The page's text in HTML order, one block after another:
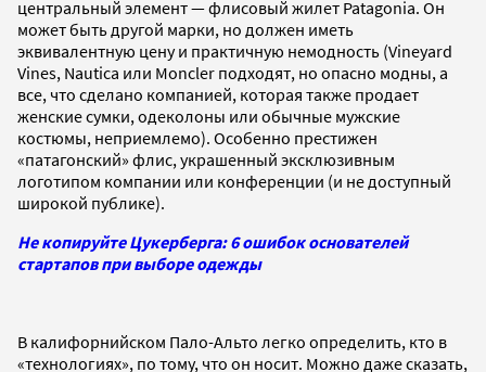
центральный элемент — флисовый жилет Patagonia. Он
может быть другой марки, но должен иметь
эквивалентную цену и практичную немодность (Vineyard
Vines, Nautica или Moncler подходят, но опасно модны, а
все, что сделано компанией, которая также продает
женские сумки, одеколоны или обычные мужские
костюмы, неприемлемо). Особенно престижен
«патагонский» флис, украшенный эксклюзивным
логотипом компании или конференции (и не доступный
широкой публике).
Не копируйте Цукерберга: 6 ошибок основателей
стартапов при выборе одежды
В калифорнийском Пало-Альто легко определить, кто в
«технологиях», по тому, что он носит. Можно даже сказать,